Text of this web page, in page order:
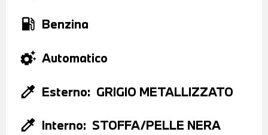
local_gas_station Benzina
settings_suggest Automatico
colorize Esterno: GRIGIO METALLIZZATO
colorize Interno: STOFFA/PELLE NERA